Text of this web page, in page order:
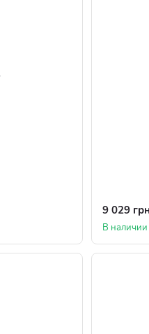
9 029 грн
В наличии